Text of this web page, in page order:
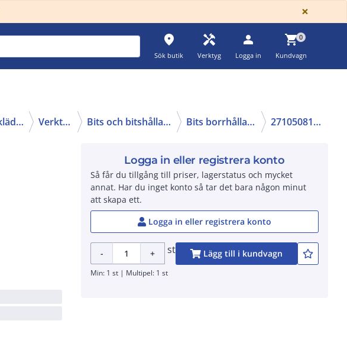
×
place
Sök butik
handyman
Verktyg
person
Logga in
shopping_cart0
Kundvagn
16 - Verktyg, skyddsutrustning och kläder Verktyg Bits och bitshållare Bits borrhållare 2710508167
Logga in eller registrera konto
Så får du tillgång till priser, lagerstatus och mycket
annat. Har du inget konto så tar det bara någon minut
att skapa ett.
Logga in eller registrera konto
- + st Lägg till i kundvagn
Min: 1 st | Multipel: 1 st